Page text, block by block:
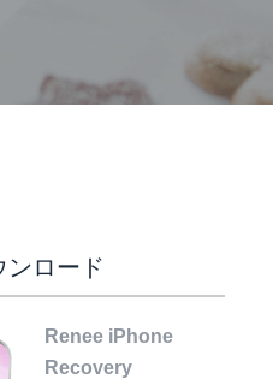
ンロード
Renee iPhone
Recovery